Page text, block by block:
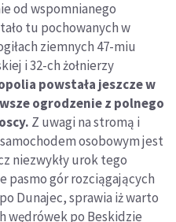
od wspomnianego
tu pochowanych w
ziemnych 47-miu
i 32-ch żołnierzy
powstała jeszcze w
ogrodzenie z polnego
Z uwagi na stromą i
osobowym jest
niezwykły urok tego
pasmo gór rozciągających
Dunajec, sprawia iż warto
wędrówek po Beskidzie